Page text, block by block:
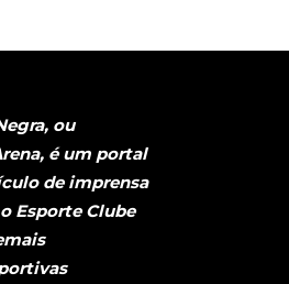
ou
é um portal
de imprensa
Esporte Clube